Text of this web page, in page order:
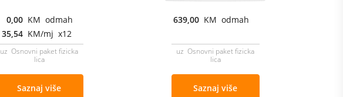
0,00 KM odmah
35,54 KM/mj x12
uz Osnovni paket fizicka
lica
Saznaj više
639,00 KM odmah
uz Osnovni paket fizicka
lica
Saznaj više